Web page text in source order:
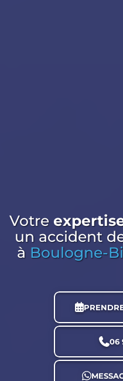
Votre
un accident
à Boulogne-
06